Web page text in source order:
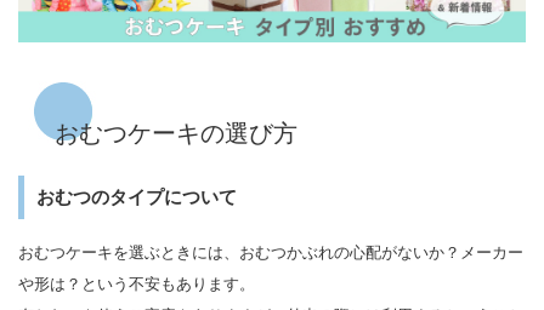
おむつケーキの選び方
おむつのタイプについて
おむつケーキを選ぶときには、おむつかぶれの心配がないか？メーカー
や形は？という不安もあります。